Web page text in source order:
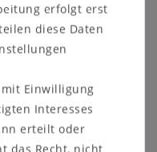
erfolgt erst
diese Daten
Einwilligung
Interesses
erteilt oder
das Recht, nicht